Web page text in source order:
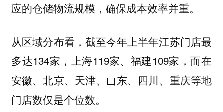
应的仓储物流规模，确保成本效率并重。
从区域分布看，截至今年上半年江苏门店最
多达134家，上海119家、福建109家，而在
安徽、北京、天津、山东、四川、重庆等地
门店数仅是个位数。